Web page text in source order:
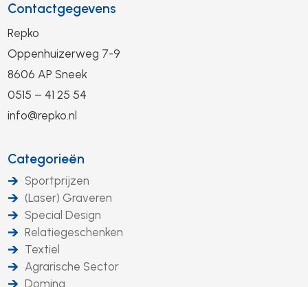
Contactgegevens
Repko
Oppenhuizerweg 7-9
8606 AP Sneek
0515 – 41 25 54
info@repko.nl
Categorieën
Sportprijzen
(Laser) Graveren
Special Design
Relatiegeschenken
Textiel
Agrarische Sector
Doming